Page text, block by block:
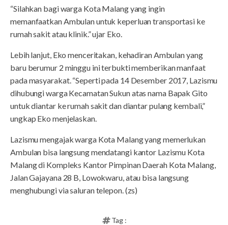
“Silahkan bagi warga Kota Malang yang ingin
memanfaatkan Ambulan untuk keperluan transportasi ke
rumah sakit atau klinik.” ujar Eko.
Lebih lanjut, Eko menceritakan, kehadiran Ambulan yang
baru berumur 2 minggu ini terbukti memberikan manfaat
pada masyarakat. “Seperti pada 14 Desember 2017, Lazismu
dihubungi warga Kecamatan Sukun atas nama Bapak Gito
untuk diantar ke rumah sakit dan diantar pulang kembali,”
ungkap Eko menjelaskan.
Lazismu mengajak warga Kota Malang yang memerlukan
Ambulan bisa langsung mendatangi kantor Lazismu Kota
Malang di Kompleks Kantor Pimpinan Daerah Kota Malang,
Jalan Gajayana 28 B, Lowokwaru, atau bisa langsung
menghubungi via saluran telepon. (zs)
Tag :